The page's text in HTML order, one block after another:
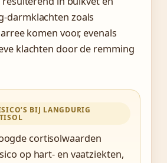
darmklachten zoals
komen voor, evenals
klachten door de remming
BIJ LANGDURIG
cortisolwaarden
op hart- en vaatziekten,